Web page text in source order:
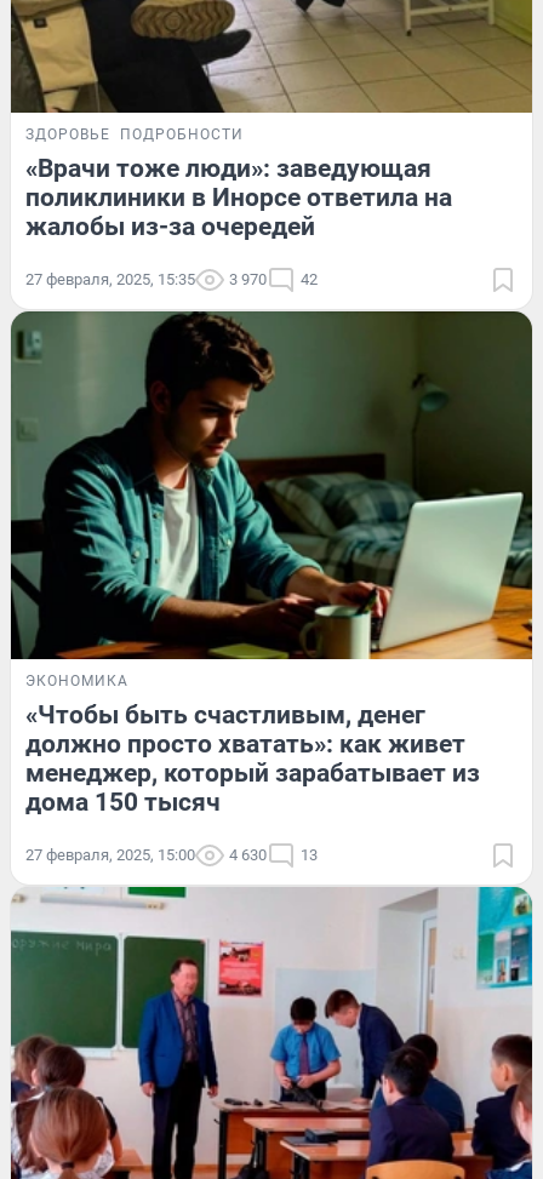
ЗДОРОВЬЕ ПОДРОБНОСТИ
«Врачи тоже люди»: заведующая
поликлиники в Инорсе ответила на
жалобы из-за очередей
27 февраля, 2025, 15:35 3 970 42
ЭКОНОМИКА
«Чтобы быть счастливым, денег
должно просто хватать»: как живет
менеджер, который зарабатывает из
дома 150 тысяч
27 февраля, 2025, 15:00 4 630 13